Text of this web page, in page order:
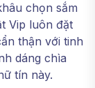
chọn sắm
Vip luôn đặt
thận với tinh
dáng chìa
tín này.